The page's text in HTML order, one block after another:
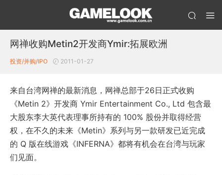
网禅收购Metin2开发商Ymir:拓展欧洲
投资/并购/IPO 2011-01-27
来自台湾网禅的最新消息，网禅总部于26日正式收购
《Metin 2》开发商 Ymir Entertainment Co., Ltd 包含最
大股东李大英代表理事所持有的 100% 股份并取得经营
权，在不久的未来《Metin》系列与另一款研发已近完成
的 Q 版在线游戏《INFERNA》都将有机会在台湾与玩家
们见面。